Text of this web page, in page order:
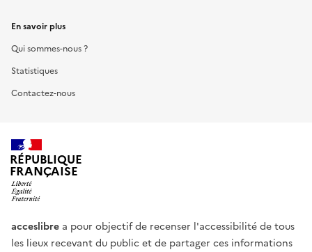
En savoir plus
Qui sommes-nous ?
Statistiques
Contactez-nous
RÉPUBLIQUE
FRANÇAISE
acceslibre a pour objectif de recenser l'accessibilité de tous
les lieux recevant du public et de partager ces informations